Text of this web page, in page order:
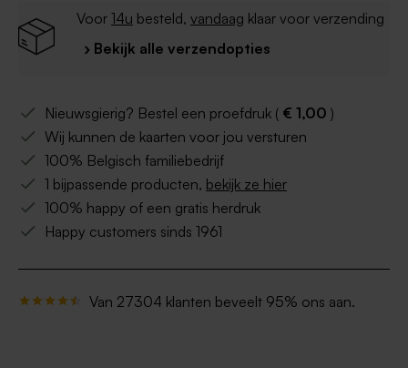
Voor 14u besteld, vandaag klaar voor verzending
› Bekijk alle verzendopties
Nieuwsgierig? Bestel een proefdruk ( € 1,00 )
Wij kunnen de kaarten voor jou versturen
100% Belgisch familiebedrijf
1 bijpassende producten, bekijk ze hier
100% happy of een gratis herdruk
Happy customers sinds 1961
Van 27304 klanten beveelt 95% ons aan.